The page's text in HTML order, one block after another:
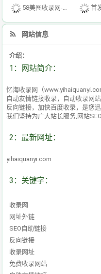
58美图收录网-自动收录网站-流量交换-自动链 首发资源网-
网站信息
介绍：
1：网站简介：
忆海收录网（
自动友情链接收录，自动收录网
反向链接，加快百度收录，是您
我们坚持为广大站长服务,网站
2：最新网址：
yihaiquanyi.com
3：关键字：
收录网
网址外链
SEO自助链接
反向链接
收录网址
免费收录网站